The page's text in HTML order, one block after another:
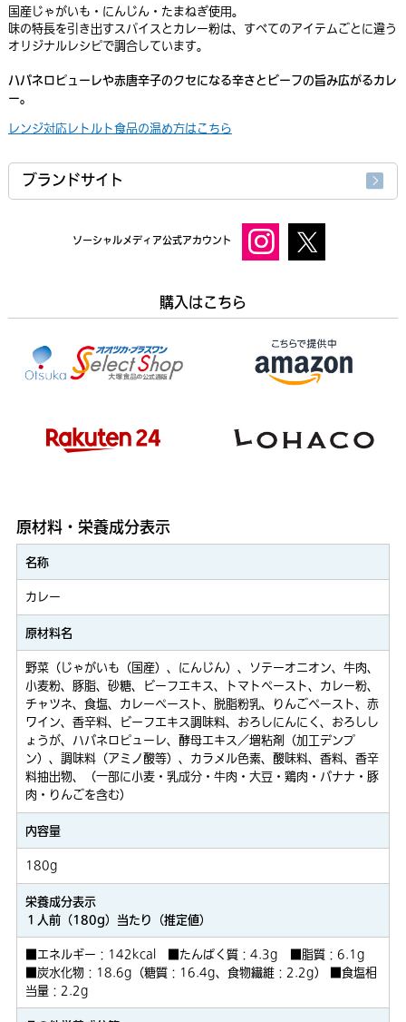
国産じゃがいも・にんじん・たまねぎ使用。
味の特長を引き出すスパイスとカレー粉は、すべてのアイテムごとに違う
オリジナルレシピで調合しています。
ハバネロピューレや赤唐辛子のクセになる辛さとビーフの旨み広がるカレ
ー。
レンジ対応レトルト食品の温め方はこちら
ブランドサイト
ソーシャルメディア公式アカウント
購入はこちら
原材料・栄養成分表示
名称
カレー
原材料名
野菜（じゃがいも（国産）、にんじん）、ソテーオニオン、牛肉、
小麦粉、豚脂、砂糖、ビーフエキス、トマトペースト、カレー粉、
チャツネ、食塩、カレーペースト、脱脂粉乳、りんごペースト、赤
ワイン、香辛料、ビーフエキス調味料、おろしにんにく、おろしし
ょうが、ハバネロピューレ、酵母エキス／増粘剤（加工デンプ
ン）、調味料（アミノ酸等）、カラメル色素、酸味料、香料、香辛
料抽出物、（一部に小麦・乳成分・牛肉・大豆・鶏肉・バナナ・豚
肉・りんごを含む）
内容量
180g
栄養成分表示
１人前（180g）当たり（推定値）
■エネルギー：142kcal ■たんぱく質：4.3g ■脂質：6.1g
■炭水化物：18.6g（糖質：16.4g、食物繊維：2.2g） ■食塩相
当量：2.2g